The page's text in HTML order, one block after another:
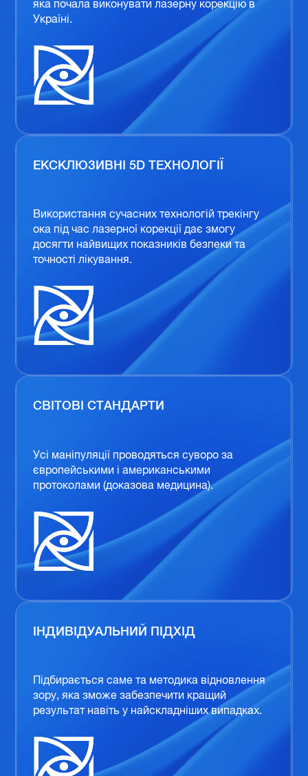
яка почала виконувати лазерну корекцію в
Україні.
ЕКСКЛЮЗИВНІ 5D ТЕХНОЛОГІЇ
Використання сучасних технологій трекінгу
ока під час лазерної корекції дає змогу
досягти найвищих показників безпеки та
точності лікування.
СВІТОВІ СТАНДАРТИ
Усі маніпуляції проводяться суворо за
європейськими і американськими
протоколами (доказова медицина).
ІНДИВІДУАЛЬНИЙ ПІДХІД
Підбирається саме та методика відновлення
зору, яка зможе забезпечити кращий
результат навіть у найскладніших випадках.